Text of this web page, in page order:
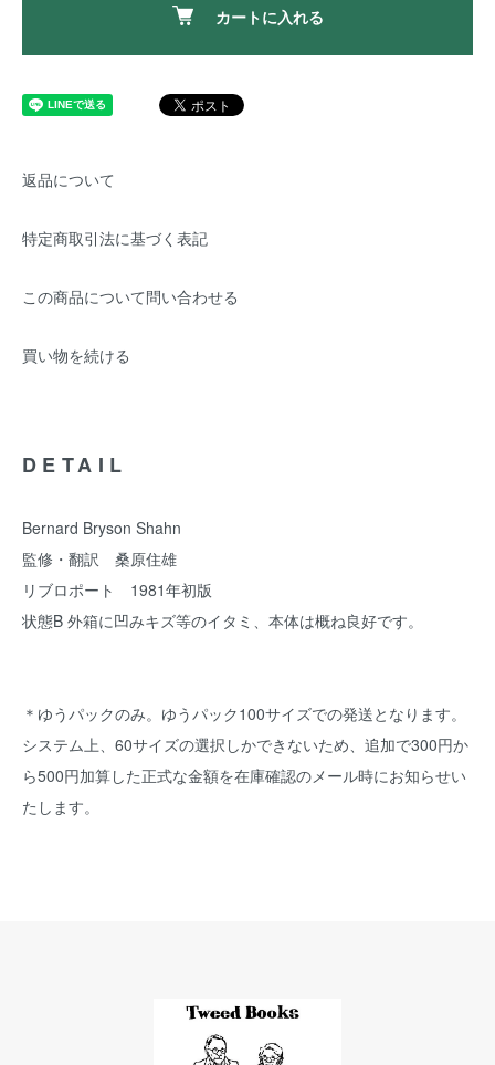
カートに入れる
返品について
特定商取引法に基づく表記
この商品について問い合わせる
買い物を続ける
DETAIL
Bernard Bryson Shahn
監修・翻訳 桑原住雄
リブロポート 1981年初版
状態B 外箱に凹みキズ等のイタミ、本体は概ね良好です。
＊ゆうパックのみ。ゆうパック100サイズでの発送となります。
システム上、60サイズの選択しかできないため、追加で300円か
ら500円加算した正式な金額を在庫確認のメール時にお知らせい
たします。